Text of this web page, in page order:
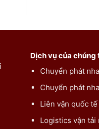
Dịch vụ của chúng
Chuyển phát
Chuyển phát
Liên vận quốc tế
Logistics vận tải